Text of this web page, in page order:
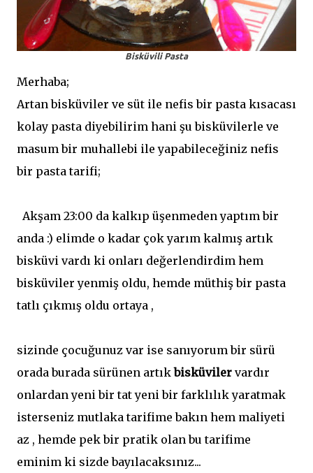
Bisküvili Pasta
Merhaba;
Artan bisküviler ve süt ile nefis bir pasta kısacası
kolay pasta diyebilirim hani şu bisküvilerle ve
masum bir muhallebi ile yapabileceğiniz nefis
bir pasta tarifi;
Akşam 23:00 da kalkıp üşenmeden yaptım bir
anda :) elimde o kadar çok yarım kalmış artık
bisküvi vardı ki onları değerlendirdim hem
bisküviler yenmiş oldu, hemde müthiş bir pasta
tatlı çıkmış oldu ortaya ,
sizinde çocuğunuz var ise sanıyorum bir sürü
orada burada sürünen artıkbisküviler vardır
onlardan yeni bir tat yeni bir farklılık yaratmak
isterseniz mutlaka tarifime bakın hem maliyeti
az , hemde pek bir pratik olan bu tarifime
eminim ki sizde bayılacaksınız...